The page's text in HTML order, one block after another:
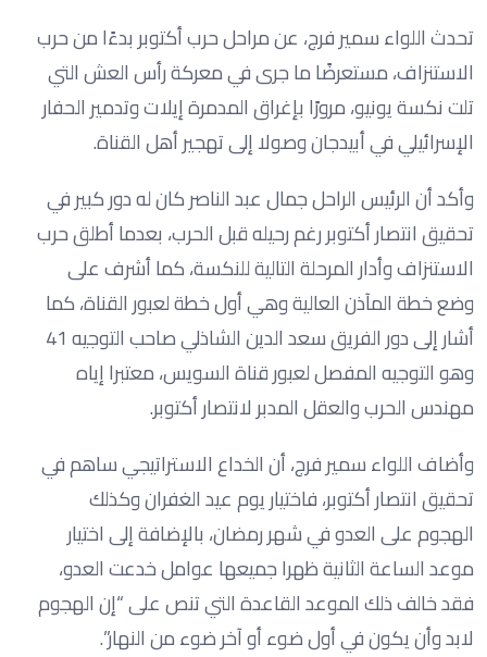
تحدث اللواء سمير فرج، عن مراحل حرب أكتوبر بدءًا من حرب
الاستنزاف، مستعرضًا ما جرى في معركة رأس العش التي
تلت نكسة يونيو، مرورًا بإغراق المدمرة إيلات وتدمير الحفار
الإسرائيلي في أبيدجان وصولا إلى تهجير أهل القناة.
وأكد أن الرئيس الراحل جمال عبد الناصر كان له دور كبير في
تحقيق انتصار أكتوبر رغم رحيله قبل الحرب، بعدما أطلق حرب
الاستنزاف وأدار المرحلة التالية للنكسة، كما أشرف على
وضع خطة المآذن العالية وهي أول خطة لعبور القناة، كما
أشار إلى دور الفريق سعد الدين الشاذلي صاحب التوجيه 41
وهو التوجيه المفصل لعبور قناة السويس، معتبرا إياه
مهندس الحرب والعقل المدبر لانتصار أكتوبر.
وأضاف اللواء سمير فرج، أن الخداع الاستراتيجي ساهم في
تحقيق انتصار أكتوبر، فاختيار يوم عيد الغفران وكذلك
الهجوم على العدو في شهر رمضان، بالإضافة إلى اختيار
موعد الساعة الثانية ظهرا جميعها عوامل خدعت العدو،
فقد خالف ذلك الموعد القاعدة التي تنص على “إن الهجوم
لابد وأن يكون في أول ضوء أو آخر ضوء من النهار”.